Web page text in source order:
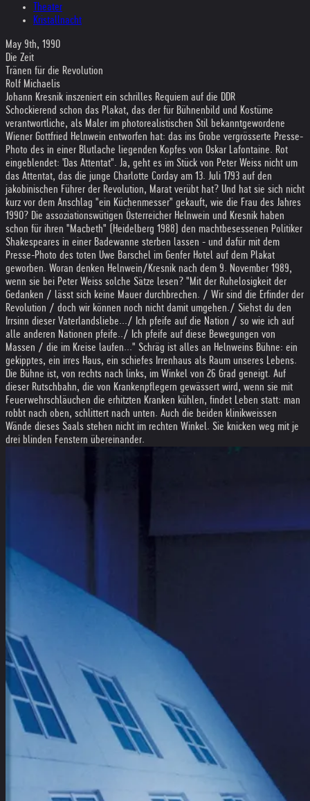
Theater
Kristallnacht
May 9th, 1990
Die Zeit
Tränen für die Revolution
Rolf Michaelis
Johann Kresnik inszeniert ein schrilles Requiem auf die DDR
Schockierend schon das Plakat, das der für Bühnenbild und Kostüme
verantwortliche, als Maler im photorealistischen Stil bekanntgewordene
Wiener Gottfried Helnwein entworfen hat: das ins Grobe vergrösserte Presse-
Photo des in einer Blutlache liegenden Kopfes von Oskar Lafontaine. Rot
eingeblendet: 'Das Attentat". Ja, geht es im Stück von Peter Weiss nicht um
das Attentat, das die junge Charlotte Corday am 13. Juli 1793 auf den
jakobinischen Führer der Revolution, Marat verübt hat? Und hat sie sich nicht
kurz vor dem Anschlag "ein Küchenmesser" gekauft, wie die Frau des Jahres
1990? Die assoziationswütigen Österreicher Helnwein und Kresnik haben
schon für ihren "Macbeth" (Heidelberg 1988) den machtbesessenen Politiker
Shakespeares in einer Badewanne sterben lassen - und dafür mit dem
Presse-Photo des toten Uwe Barschel im Genfer Hotel auf dem Plakat
geworben. Woran denken Helnwein/Kresnik nach dem 9. November 1989,
wenn sie bei Peter Weiss solche Sätze lesen? "Mit der Ruhelosigkeit der
Gedanken / lässt sich keine Mauer durchbrechen. / Wir sind die Erfinder der
Revolution / doch wir können noch nicht damit umgehen./ Siehst du den
Irrsinn dieser Vaterlandsliebe.../ Ich pfeife auf die Nation / so wie ich auf
alle anderen Nationen pfeife../ Ich pfeife auf diese Bewegungen von
Massen / die im Kreise laufen..." Schräg ist alles an Helnweins Bühne: ein
gekipptes, ein irres Haus, ein schiefes Irrenhaus als Raum unseres Lebens.
Die Bühne ist, von rechts nach links, im Winkel von 26 Grad geneigt. Auf
dieser Rutschbahn, die von Krankenpflegern gewässert wird, wenn sie mit
Feuerwehrschläuchen die erhitzten Kranken kühlen, findet Leben statt: man
robbt nach oben, schlittert nach unten. Auch die beiden klinikweissen
Wände dieses Saals stehen nicht im rechten Winkel. Sie knicken weg mit je
drei blinden Fenstern übereinander.